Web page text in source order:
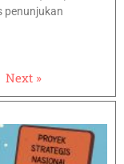
penunjukan
Next »